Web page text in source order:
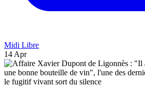
Midi Libre
14 Apr